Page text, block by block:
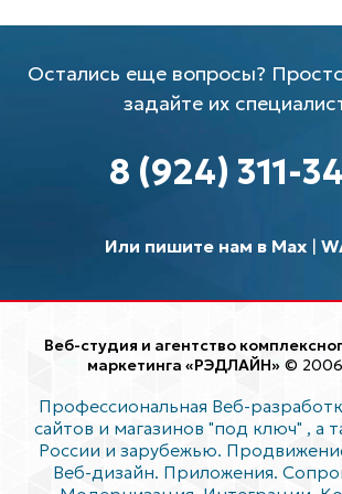
Остались еще вопросы?
задайте их
8 (924) 311-
Или пишите нам в Max|
Веб-студия и агентство
маркетинга «РЭДЛАЙН» ©
Профессиональная Веб-
сайтов и магазинов "под ключ" , а
России и зарубежью.
Веб-дизайн. Приложения.